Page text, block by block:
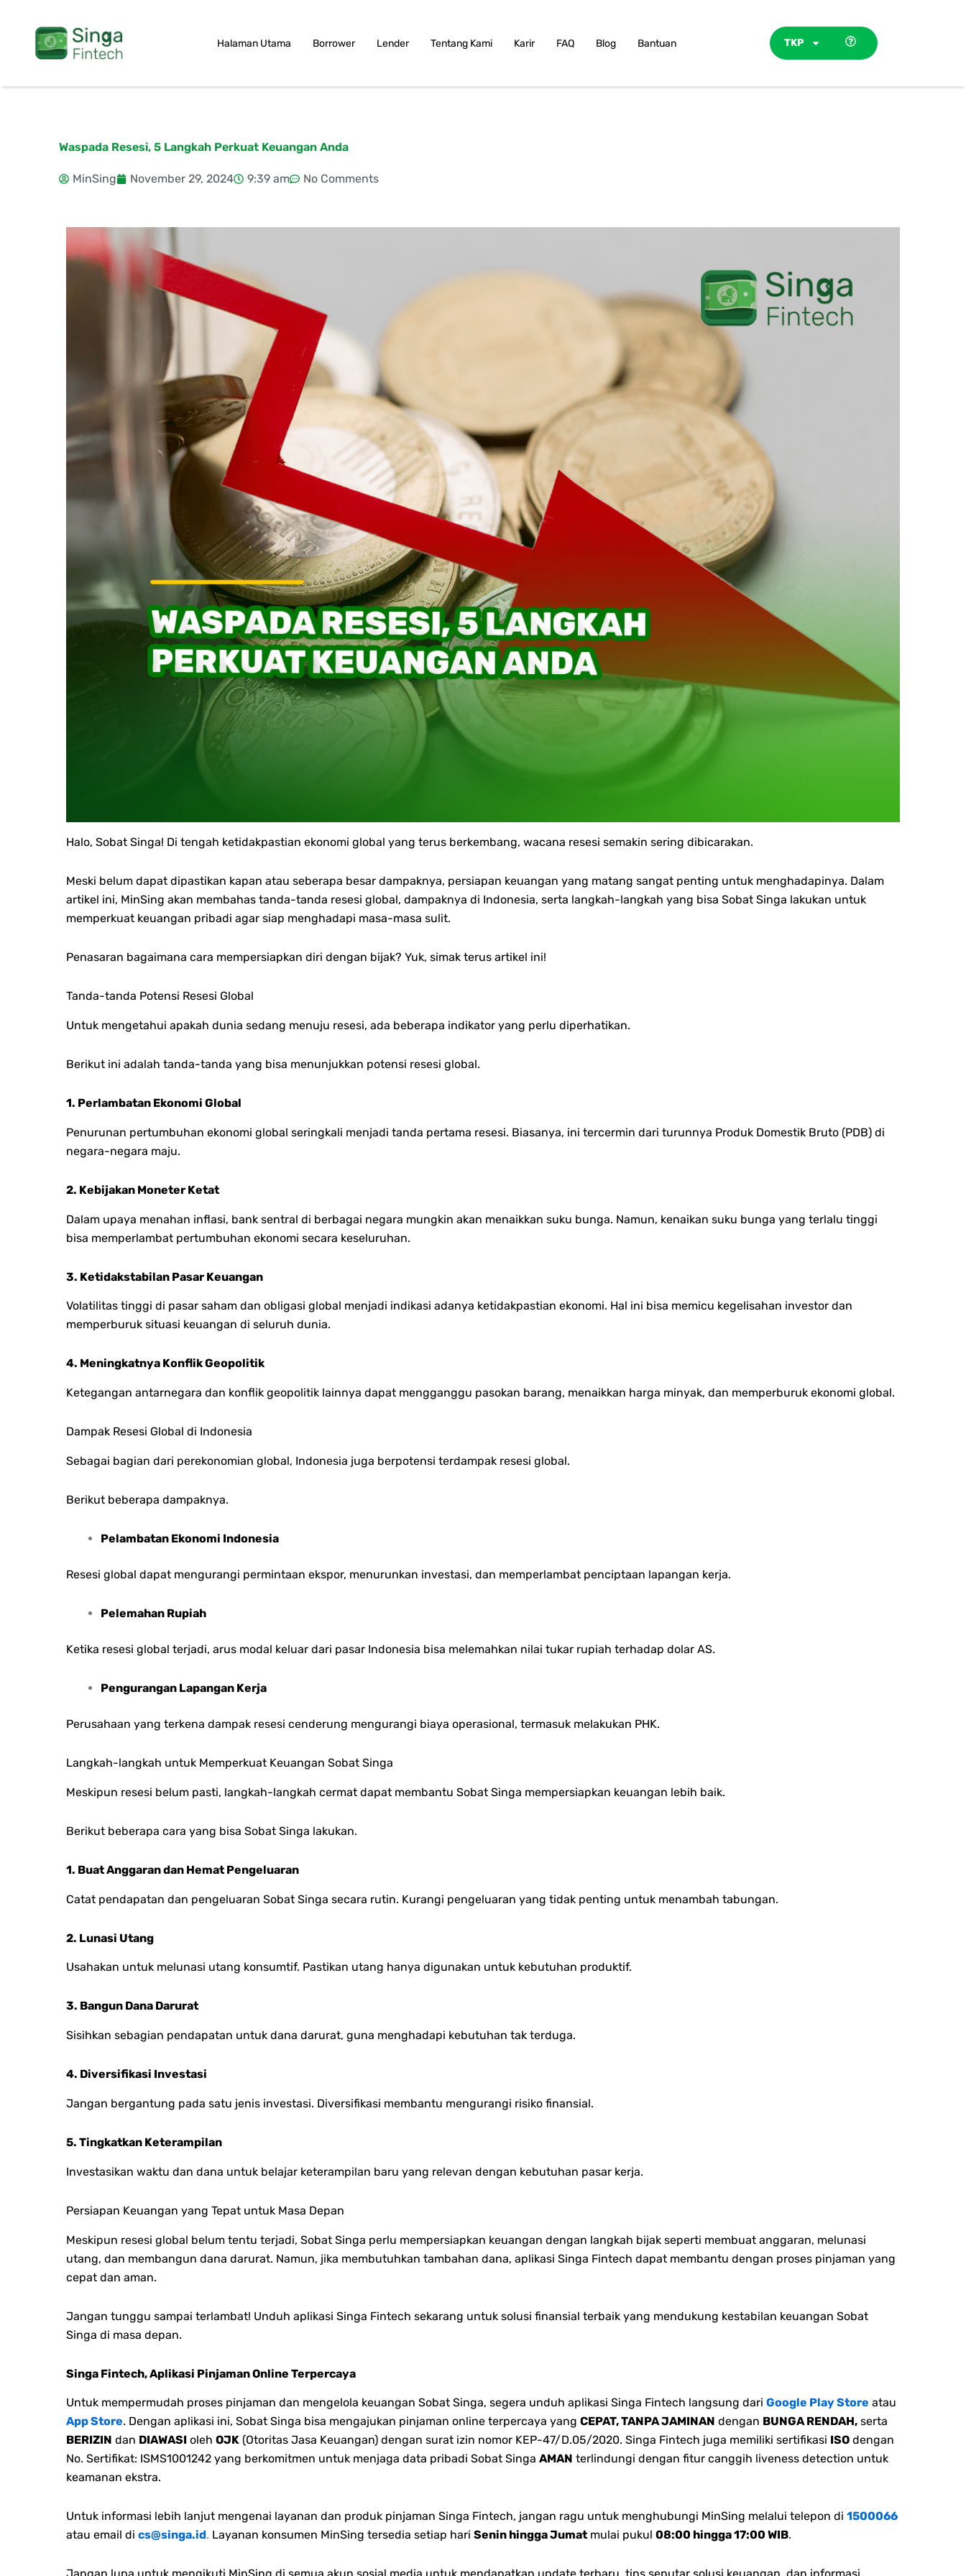
content
Halaman Utama Borrower Lender Tentang Kami Karir FAQ Blog Bantuan TKP
Waspada Resesi, 5 Langkah Perkuat Keuangan Anda
MinSing November 29, 2024 9:39 am No Comments
Halo, Sobat Singa! Di tengah ketidakpastian ekonomi global yang terus berkembang, wacana resesi semakin sering dibicarakan.
Meski belum dapat dipastikan kapan atau seberapa besar dampaknya, persiapan keuangan yang matang sangat penting untuk menghadapinya. Dalam
artikel ini, MinSing akan membahas tanda-tanda resesi global, dampaknya di Indonesia, serta langkah-langkah yang bisa Sobat Singa lakukan untuk
memperkuat keuangan pribadi agar siap menghadapi masa-masa sulit.
Penasaran bagaimana cara mempersiapkan diri dengan bijak? Yuk, simak terus artikel ini!
Tanda-tanda Potensi Resesi Global
Untuk mengetahui apakah dunia sedang menuju resesi, ada beberapa indikator yang perlu diperhatikan.
Berikut ini adalah tanda-tanda yang bisa menunjukkan potensi resesi global.
1. Perlambatan Ekonomi Global
Penurunan pertumbuhan ekonomi global seringkali menjadi tanda pertama resesi. Biasanya, ini tercermin dari turunnya Produk Domestik Bruto (PDB) di
negara-negara maju.
2. Kebijakan Moneter Ketat
Dalam upaya menahan inflasi, bank sentral di berbagai negara mungkin akan menaikkan suku bunga. Namun, kenaikan suku bunga yang terlalu tinggi
bisa memperlambat pertumbuhan ekonomi secara keseluruhan.
3. Ketidakstabilan Pasar Keuangan
Volatilitas tinggi di pasar saham dan obligasi global menjadi indikasi adanya ketidakpastian ekonomi. Hal ini bisa memicu kegelisahan investor dan
memperburuk situasi keuangan di seluruh dunia.
4. Meningkatnya Konflik Geopolitik
Ketegangan antarnegara dan konflik geopolitik lainnya dapat mengganggu pasokan barang, menaikkan harga minyak, dan memperburuk ekonomi global.
Dampak Resesi Global di Indonesia
Sebagai bagian dari perekonomian global, Indonesia juga berpotensi terdampak resesi global.
Berikut beberapa dampaknya.
Pelambatan Ekonomi Indonesia
Resesi global dapat mengurangi permintaan ekspor, menurunkan investasi, dan memperlambat penciptaan lapangan kerja.
Pelemahan Rupiah
Ketika resesi global terjadi, arus modal keluar dari pasar Indonesia bisa melemahkan nilai tukar rupiah terhadap dolar AS.
Pengurangan Lapangan Kerja
Perusahaan yang terkena dampak resesi cenderung mengurangi biaya operasional, termasuk melakukan PHK.
Langkah-langkah untuk Memperkuat Keuangan Sobat Singa
Meskipun resesi belum pasti, langkah-langkah cermat dapat membantu Sobat Singa mempersiapkan keuangan lebih baik.
Berikut beberapa cara yang bisa Sobat Singa lakukan.
1. Buat Anggaran dan Hemat Pengeluaran
Catat pendapatan dan pengeluaran Sobat Singa secara rutin. Kurangi pengeluaran yang tidak penting untuk menambah tabungan.
2. Lunasi Utang
Usahakan untuk melunasi utang konsumtif. Pastikan utang hanya digunakan untuk kebutuhan produktif.
3. Bangun Dana Darurat
Sisihkan sebagian pendapatan untuk dana darurat, guna menghadapi kebutuhan tak terduga.
4. Diversifikasi Investasi
Jangan bergantung pada satu jenis investasi. Diversifikasi membantu mengurangi risiko finansial.
5. Tingkatkan Keterampilan
Investasikan waktu dan dana untuk belajar keterampilan baru yang relevan dengan kebutuhan pasar kerja.
Persiapan Keuangan yang Tepat untuk Masa Depan
Meskipun resesi global belum tentu terjadi, Sobat Singa perlu mempersiapkan keuangan dengan langkah bijak seperti membuat anggaran, melunasi
utang, dan membangun dana darurat. Namun, jika membutuhkan tambahan dana, aplikasi Singa Fintech dapat membantu dengan proses pinjaman yang
cepat dan aman.
Jangan tunggu sampai terlambat! Unduh aplikasi Singa Fintech sekarang untuk solusi finansial terbaik yang mendukung kestabilan keuangan Sobat
Singa di masa depan.
Singa Fintech, Aplikasi Pinjaman Online Terpercaya
Untuk mempermudah proses pinjaman dan mengelola keuangan Sobat Singa, segera unduh aplikasi Singa Fintech langsung dari Google Play Store atau
App Store. Dengan aplikasi ini, Sobat Singa bisa mengajukan pinjaman online terpercaya yang CEPAT, TANPA JAMINAN dengan BUNGA RENDAH, serta
BERIZIN dan DIAWASI oleh OJK (Otoritas Jasa Keuangan) dengan surat izin nomor KEP-47/D.05/2020. Singa Fintech juga memiliki sertifikasi ISO dengan
No. Sertifikat: ISMS1001242 yang berkomitmen untuk menjaga data pribadi Sobat Singa AMAN terlindungi dengan fitur canggih liveness detection untuk
keamanan ekstra.
Untuk informasi lebih lanjut mengenai layanan dan produk pinjaman Singa Fintech, jangan ragu untuk menghubungi MinSing melalui telepon di 1500066
atau email di cs@singa.id. Layanan konsumen MinSing tersedia setiap hari Senin hingga Jumat mulai pukul 08:00 hingga 17:00 WIB.